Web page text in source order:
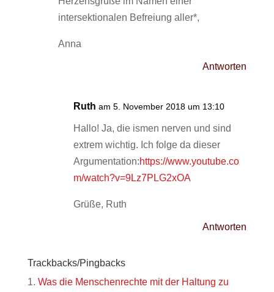
intersektionalen Befreiung aller*,
Anna
Antworten
Ruth am 5. November 2018 um 13:10
Hallo! Ja, die ismen nerven und sind
extrem wichtig. Ich folge da dieser
Argumentation:https://www.youtube.co
m/watch?v=9Lz7PLG2xOA
Grüße, Ruth
Antworten
Trackbacks/Pingbacks
Was die Menschenrechte mit der Haltung zu